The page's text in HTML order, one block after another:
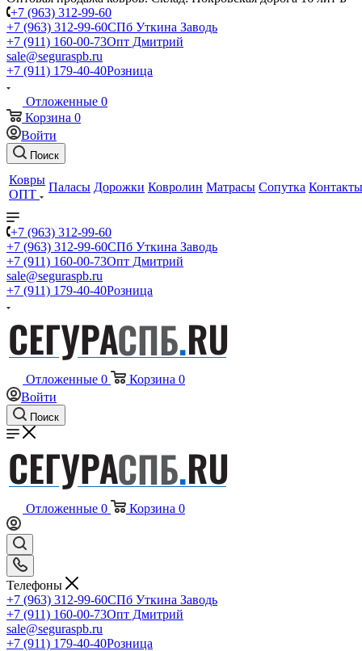
+7 (963) 312-99-60
+7 (963) 312-99-60СПб Уткина Заводь
+7 (911) 160-00-73Опт Дмитрий
sale@seguraspb.ru
+7 (911) 179-40-40Розница
Отложенные 0
Корзина 0
Войти
Поиск
Ковры
ОПТ
Паласы Дорожки Ковролин Матрасы Сопутка Контакты
+7 (963) 312-99-60
+7 (963) 312-99-60СПб Уткина Заводь
+7 (911) 160-00-73Опт Дмитрий
sale@seguraspb.ru
+7 (911) 179-40-40Розница
Отложенные 0 Корзина 0
Войти
Поиск
Отложенные 0 Корзина 0
Телефоны
+7 (963) 312-99-60СПб Уткина Заводь
+7 (911) 160-00-73Опт Дмитрий
sale@seguraspb.ru
+7 (911) 179-40-40Розница